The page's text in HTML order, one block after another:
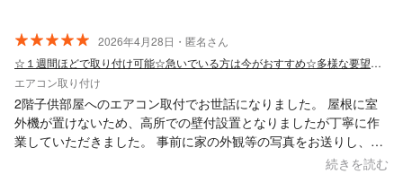
2026年4月28日・匿名さん
☆１週間ほどで取り付け可能☆急いでいる方は今がおすすめ☆多様な要望にお応えします
エアコン取り付け
2階子供部屋へのエアコン取付でお世話になりました。 屋根に室
外機が置けないため、高所での壁付設置となりましたが丁寧に作
業していただきました。 事前に家の外観等の写真をお送りし、設
置の見積りをいただきましたが、追加も発生する事なく完了しま
続きを読む